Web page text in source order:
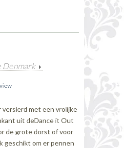
Denmark
versierd met een vrolijke
uit deDance it Out
de grote dorst of voor
geschikt om er pennen